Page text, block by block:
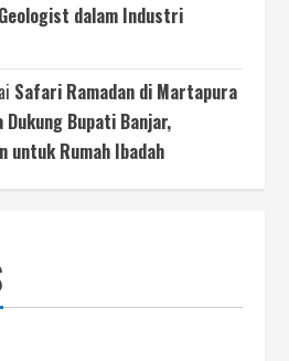
dalam Industri
Safari Ramadan di Martapura
Bupati Banjar,
untuk Rumah Ibadah